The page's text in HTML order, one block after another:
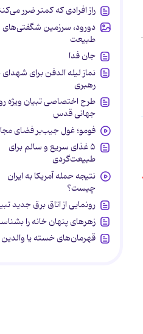
راز افرادی که کمتر ضرر
دورود، سرزمین شگفتی‌های
طبیعت
جان فدا
نماز لیله الدفن برای
رهبری
طرح اختصاصی تبیان ویژه
جهانی قدس
فومو؛ غول جیب‌بر فضای
۵ غذای سریع و سالم برای
طبیعت‌گردی
نتیجه حمله آمریکا به ایران
چیست؟
رونمایی از اتاق برق جدید
زهرهای پنهان خانه را
قهرمان‌های خسته یا